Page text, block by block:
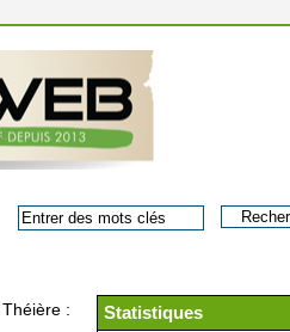
Statistiques
: